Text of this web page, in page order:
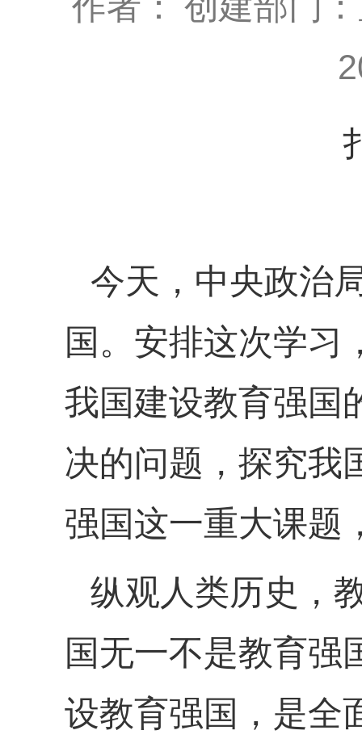
今天，中央政治
国。安排这次学习
我国建设教育强国
决的问题，探究我
强国这一重大课题
纵观人类历史，
国无一不是教育强
设教育强国，是全